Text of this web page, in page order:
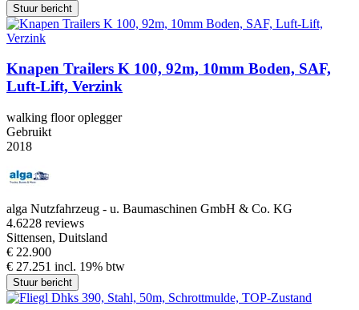
Stuur bericht
Knapen Trailers K 100, 92m, 10mm Boden, SAF,
Luft-Lift, Verzink
walking floor oplegger
Gebruikt
2018
alga Nutzfahrzeug - u. Baumaschinen GmbH & Co. KG
4.6228 reviews
Sittensen, Duitsland
€ 22.900
€ 27.251 incl. 19% btw
Stuur bericht